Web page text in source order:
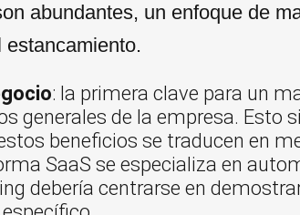
abundantes, un enfoque de
: la primera clave para un
generales de la empresa. Esto
beneficios se traducen en
SaaS se especializa en
debería centrarse en